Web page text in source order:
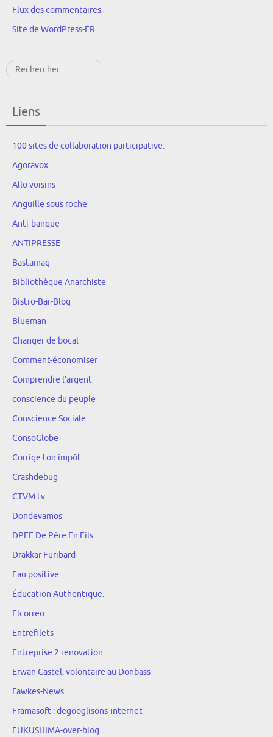
Flux des commentaires
Site de WordPress-FR
Rechercher
Liens
100 sites de collaboration participative.
Agoravox
Allo voisins
Anguille sous roche
Anti-banque
ANTIPRESSE
Bastamag
Bibliothèque Anarchiste
Bistro-Bar-Blog
Blueman
Changer de bocal
Comment-économiser
Comprendre l'argent
conscience du peuple
Conscience Sociale
ConsoGlobe
Corrige ton impôt
Crashdebug
CTVM tv
Dondevamos
DPEF De Père En Fils
Drakkar Furibard
Eau positive
Éducation Authentique.
Elcorreo.
Entrefilets
Entreprise 2 renovation
Erwan Castel, volontaire au Donbass
Fawkes-News
Framasoft : degooglisons-internet
FUKUSHIMA-over-blog